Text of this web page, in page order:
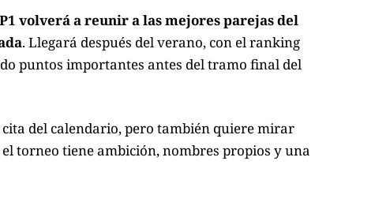
volverá a reunir a las mejores parejas del
. Llegará después del verano, con el ranking
puntos importantes antes del tramo final del
del calendario, pero también quiere mirar
torneo tiene ambición, nombres propios y una